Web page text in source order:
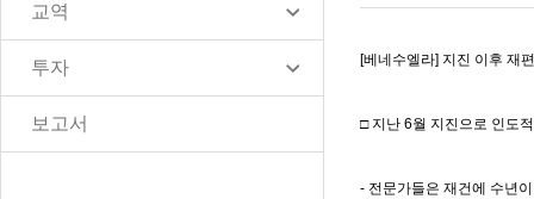
교역
투자
보고서
[베네수엘라] 지진 이후 재
□ 지난 6월 지진으로 인도
- 전문가들은 재건에 수년